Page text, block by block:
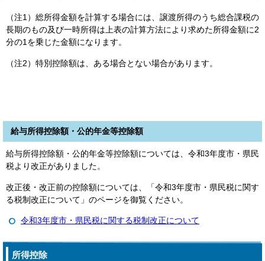
（注1）総所得金額を計算する場合には、譲渡所得のうち総合課税の
長期のもの及び一時所得は上表の計算方法により求めた所得金額に2
分の1を乗じた金額になります。
（注2）特別控除額は、ある場合とない場合があります。
給与所得控除額・公的年金等控除額
給与所得控除額・公的年金等控除額については、令和3年度市・県民
税より改正がありました。
改正後・改正前の控除額については、「令和3年度市・県民税に関す
る税制改正について」のページを御覧ください。
令和3年度市・県民税に関する税制改正について
所得控除